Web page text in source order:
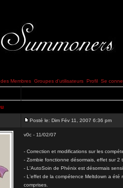
Membres Groupes d'utilisateurs Profil Se
Posté le: Dim Fév 11, 2007 6:36 pm
v0c - 11/02/07
- Correction et modifications sur les
- Zombie fonctionne désormais, effet sur
- L'AutoSoin de Phénix est désormais
- L'effet de la compétence Meltdown a été
comprises.